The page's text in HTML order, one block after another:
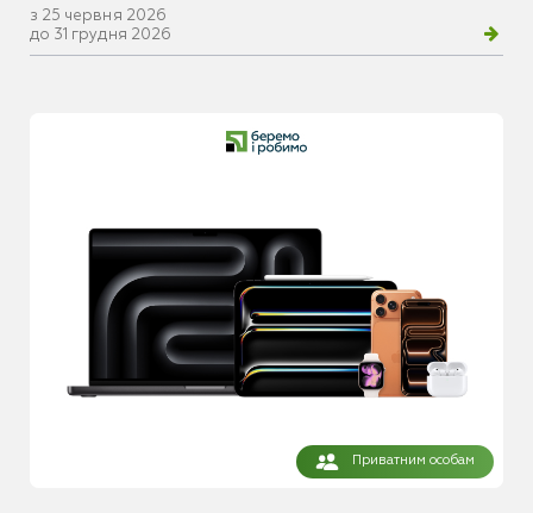
з 25 червня 2026
до 31 грудня 2026
Приватним особам